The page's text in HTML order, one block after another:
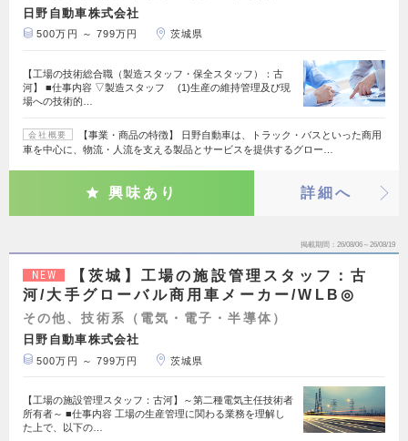
日野自動車株式会社
500万円 ～ 799万円 茨城県
【工場の技術総合職（製造スタッフ・保全スタッフ）：古
河】 ■仕事内容 ▽製造スタッフ (1)生産の維持管理及び現
場への技術的…
会社概要
【事業・商品の特徴】 日野自動車は、トラック・バスといった商用
車を中心に、物流・人流を支える製品とサービスを提供するグロー…
興味あり 詳細へ
掲載期間 26/08/06～26/08/19
NEW
【茨城】工場の施設管理スタッフ：古
河/大手グローバル商用車メーカー/WLB◎
その他、技術系（電気・電子・半導体）
日野自動車株式会社
500万円 ～ 799万円 茨城県
【工場の施設管理スタッフ：古河】～第二種電気主任技術者
所有者～ ■仕事内容 工場の生産管理に関わる業務を理解し
た上で、以下の…